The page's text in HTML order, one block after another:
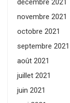
décembre 2021
novembre 2021
octobre 2021
septembre 2021
août 2021
juillet 2021
juin 2021